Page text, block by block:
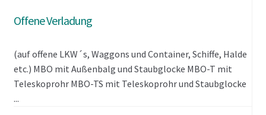
Offene Verladung
(auf offene LKW´s, Waggons und Container, Schiffe, Halde
etc.) MBO mit Außenbalg und Staubglocke MBO-T mit
Teleskoprohr MBO-TS mit Teleskoprohr und Staubglocke
...